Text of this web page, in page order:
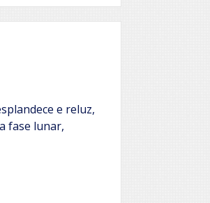
instintiva
e reluz,
fase lunar,